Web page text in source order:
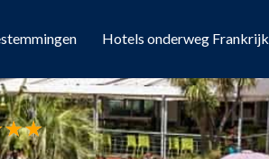
Hotels onderweg Frankrijk
★★